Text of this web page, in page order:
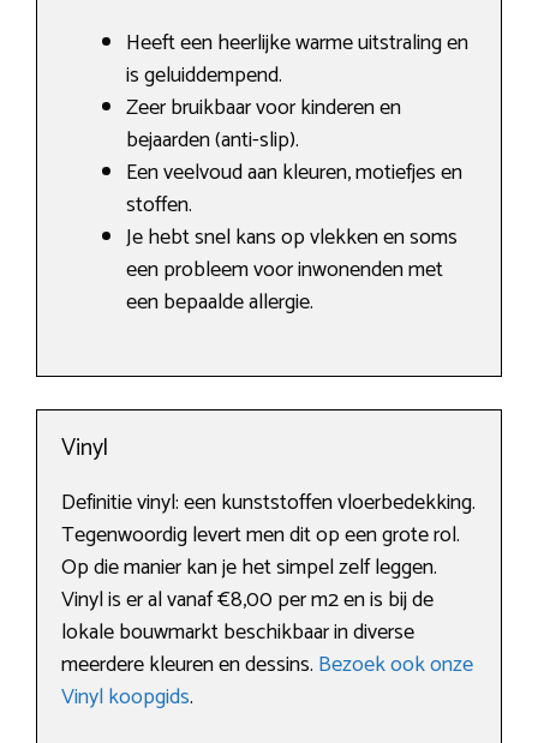
Heeft een heerlijke warme uitstraling en
is geluiddempend.
Zeer bruikbaar voor kinderen en
bejaarden (anti-slip).
Een veelvoud aan kleuren, motiefjes en
stoffen.
Je hebt snel kans op vlekken en soms
een probleem voor inwonenden met
een bepaalde allergie.
Vinyl
Definitie vinyl: een kunststoffen vloerbedekking.
Tegenwoordig levert men dit op een grote rol.
Op die manier kan je het simpel zelf leggen.
Vinyl is er al vanaf €8,00 per m2 en is bij de
lokale bouwmarkt beschikbaar in diverse
meerdere kleuren en dessins. Bezoek ook onze
Vinyl koopgids.